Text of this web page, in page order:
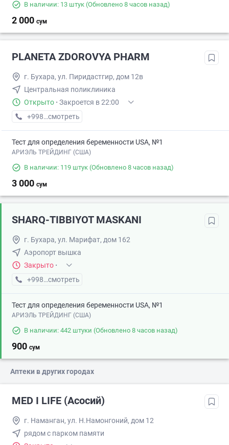
В наличии: 13 штук (Обновлено 8 часов назад)
2 000 сум
PLANETA ZDOROVYA PHARM
г. Бухара, ул. Пиридастгир, дом 12в
Центральная поликлиника
Открыто · Закроется в 22:00
+998 (91) XXX-XX-XX
смотреть
Тест для определения беременности USA, №1
АРИЭЛЬ ТРЕЙДИНГ (США)
В наличии: 119 штук (Обновлено 8 часов назад)
3 000 сум
SHARQ-TIBBIYOT MASKANI
г. Бухара, ул. Марифат, дом 162
Аэропорт вышка
Закрыто ·
+998 (91) XXX-XX-XX
смотреть
Тест для определения беременности USA, №1
АРИЭЛЬ ТРЕЙДИНГ (США)
В наличии: 442 штуки (Обновлено 8 часов назад)
900 сум
Аптеки в других городах
MED I LIFE (Асосий)
г. Наманган, ул. Н.Намонгоний, дом 12
рядом с парком памяти